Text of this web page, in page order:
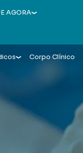
AGORA
Corpo Clínico